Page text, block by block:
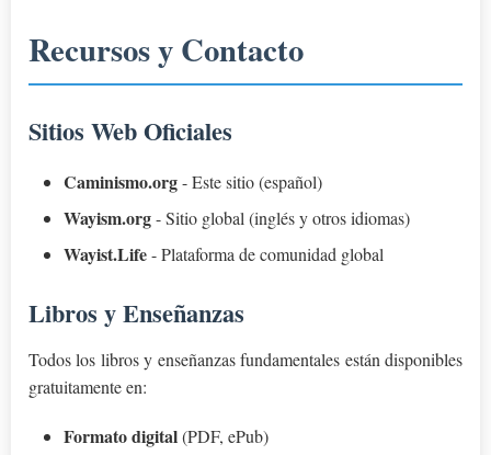
Recursos y Contacto
Sitios Web Oficiales
Caminismo.org- Este sitio (español)
Wayism.org- Sitio global (inglés y otros idiomas)
Wayist.Life- Plataforma de comunidad global
Libros y Enseñanzas
Todos los libros y enseñanzas fundamentales están disponibles
gratuitamente en:
Formato digital(PDF, ePub)